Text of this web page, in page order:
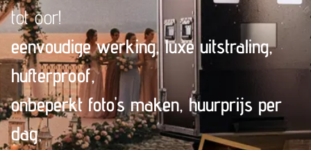
tot oor!
eenvoudige werking, luxe uitstraling,
hufterproof,
onbeperkt foto's maken, huurprijs per
dag,